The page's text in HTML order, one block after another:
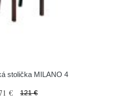
stolička MILANO 4
€ 121 €